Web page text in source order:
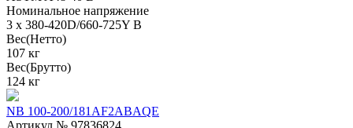
Номинальное напряжение
3 x 380-420D/660-725Y В
Вес(Нетто)
107 кг
Вес(Брутто)
124 кг
NB 100-200/181AF2ABAQE